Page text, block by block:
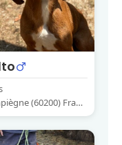
(60200) Franc